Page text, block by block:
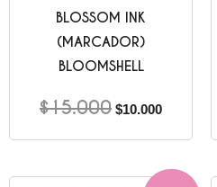
BLOSSOM INK
(MARCADOR)
BLOOMSHELL
$15.000 $10.000